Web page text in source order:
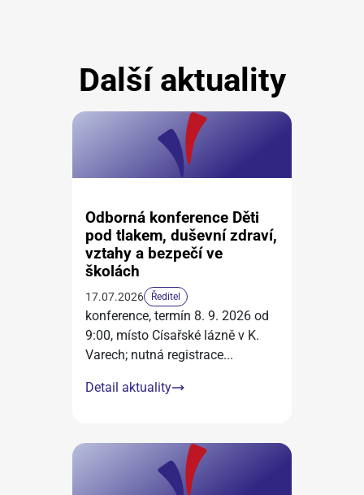
Další aktuality
Odborná konference Děti
pod tlakem, duševní zdraví,
vztahy a bezpečí ve
školách
17.07.2026 Ředitel
konference, termín 8. 9. 2026 od
9:00, místo Císařské lázně v K.
Varech; nutná registrace...
Detail aktuality